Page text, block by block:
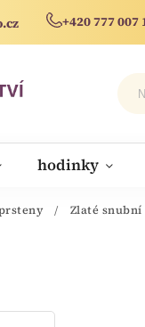
+420 777 007
hodinky
/ Zlaté